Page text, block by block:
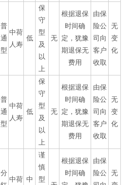
普
通
型
中荷
人寿
低
保
守
型
及
以
上
无
根据退保
时间确
定，犹豫
期退保无
费用
由保
险公
司向
客户
收取
无
变
化
普
通
型
中荷
人寿
低
保
守
型
及
以
上
无
根据退保
时间确
定，犹豫
期退保无
费用
由保
险公
司向
客户
收取
无
变
化
分
中荷 中
谨
慎
型
根据退保
时间确
由保
险公
无